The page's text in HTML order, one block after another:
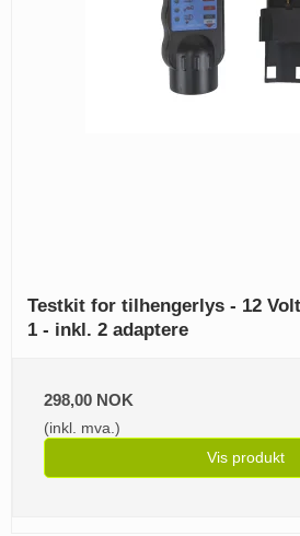
Testkit for tilhengerlys - 12
1 - inkl. 2 adaptere
298,00 NOK
(inkl. mva.)
Vis produkt